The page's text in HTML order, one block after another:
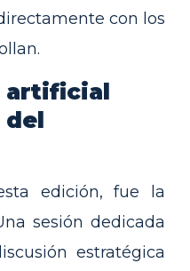
con los
artificial
del
edición, fue la
sesión dedicada
estratégica